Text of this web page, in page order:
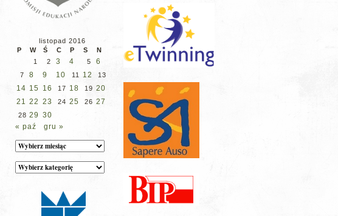
listopad 2016
P
W Ś C P S
N
1
2 3 4 5 6
7 8 9 10 11 12 13
14 15 16 17 18 19 20
21 22 23 24 25 26 27
28 29 30
« paź
gru »
Archiwum
Kategorie
wpisów